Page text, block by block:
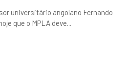
universitário angolano Fernando
que o MPLA deve...